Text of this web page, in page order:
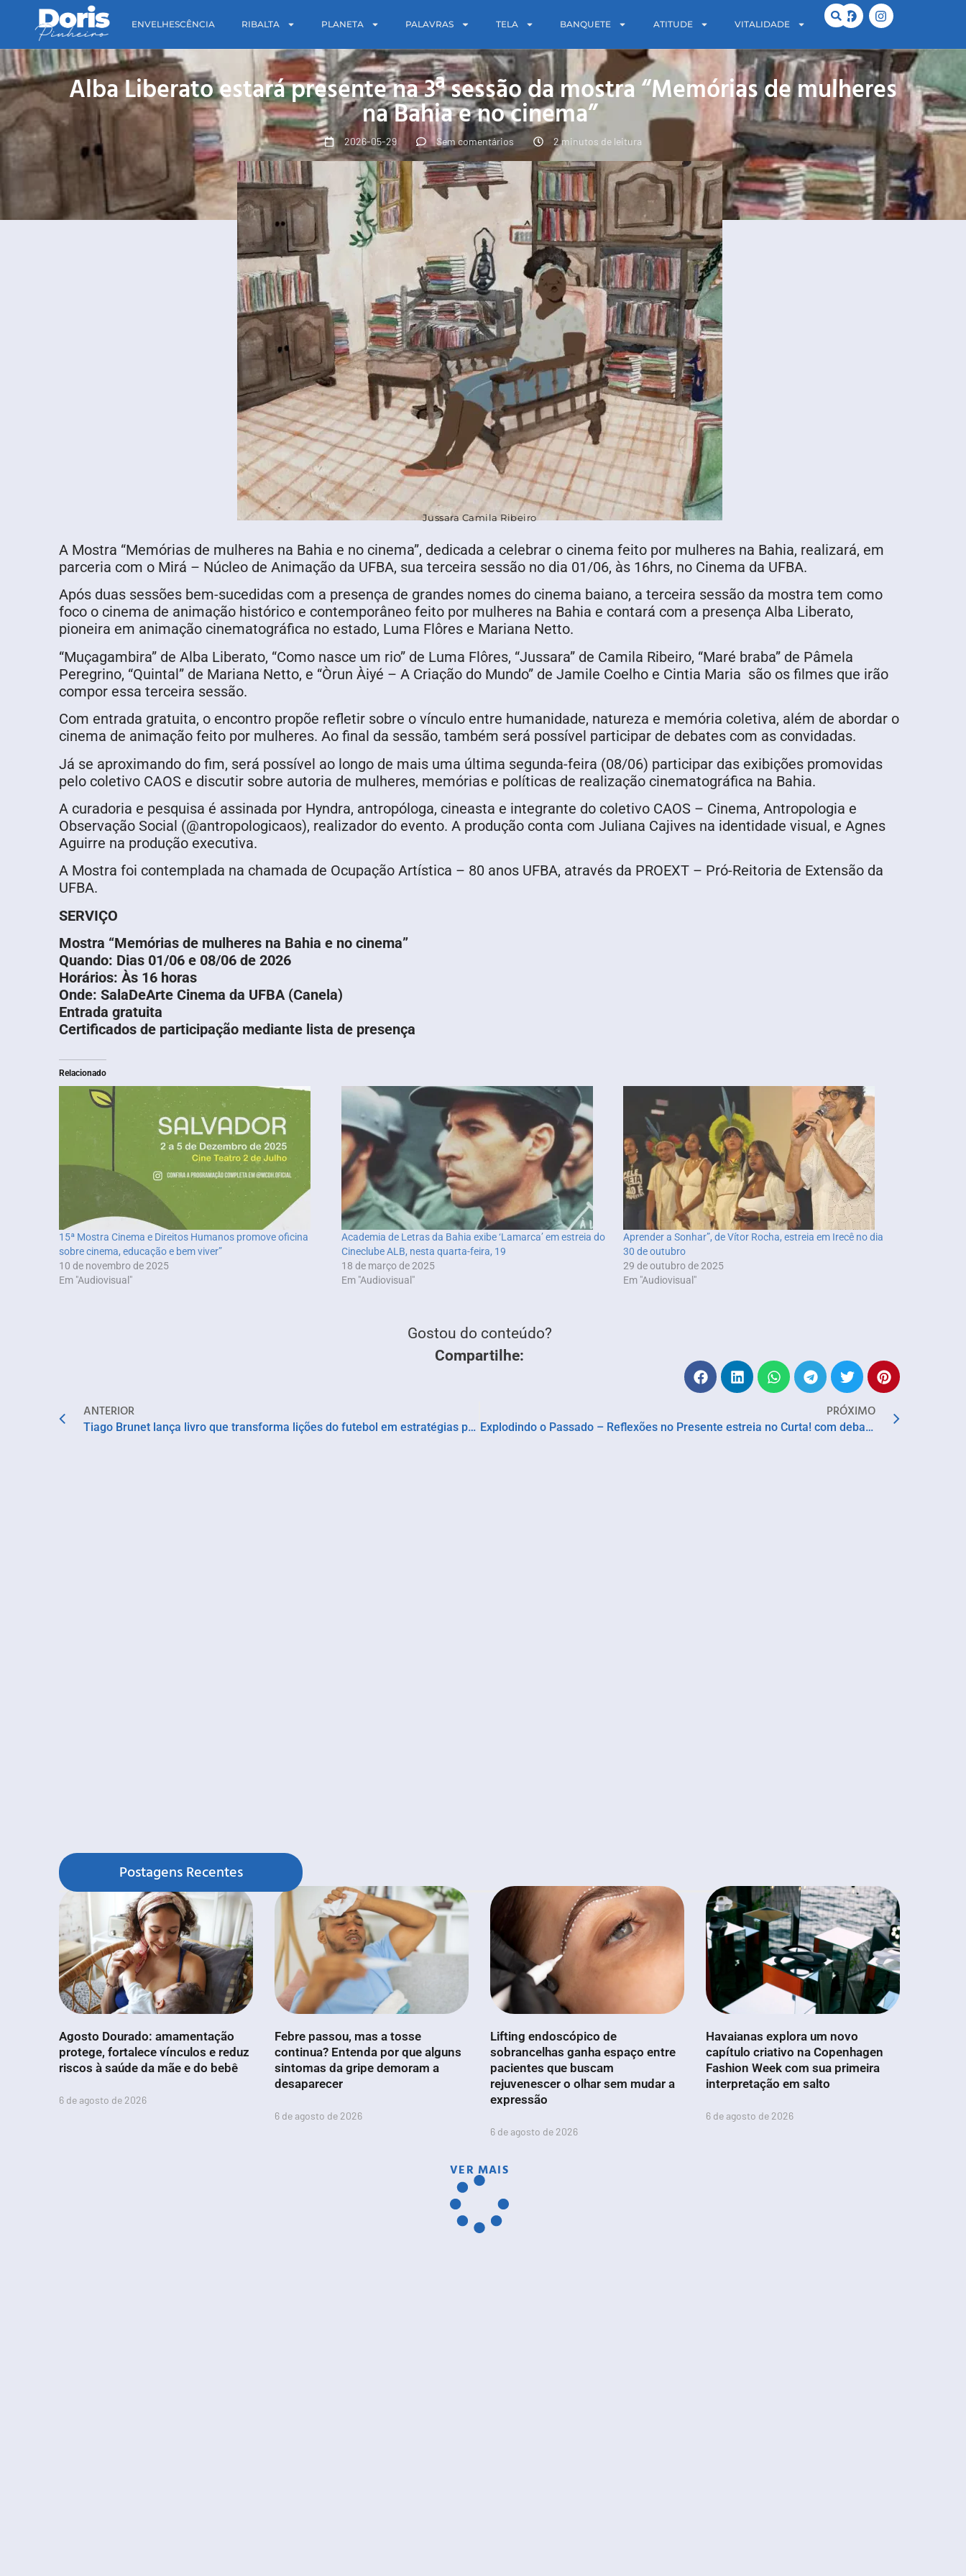
ENVELHESCÊNCIA RIBALTA PLANETA PALAVRAS TELA BANQUETE ATITUDE VITALIDADE
Alba Liberato estará presente na 3ª sessão da mostra “Memórias de mulheres
na Bahia e no cinema”
2026-05-29 Sem comentários 2 minutos de leitura
Jussara Camila Ribeiro
A Mostra “Memórias de mulheres na Bahia e no cinema”, dedicada a celebrar o cinema feito por mulheres na Bahia, realizará, em
parceria com o Mirá – Núcleo de Animação da UFBA, sua terceira sessão no dia 01/06, às 16hrs, no Cinema da UFBA.
Após duas sessões bem-sucedidas com a presença de grandes nomes do cinema baiano, a terceira sessão da mostra tem como
foco o cinema de animação histórico e contemporâneo feito por mulheres na Bahia e contará com a presença Alba Liberato,
pioneira em animação cinematográfica no estado, Luma Flôres e Mariana Netto.
“Muçagambira” de Alba Liberato, “Como nasce um rio” de Luma Flôres, “Jussara” de Camila Ribeiro, “Maré braba” de Pâmela
Peregrino, “Quintal” de Mariana Netto, e “Òrun Àiyé – A Criação do Mundo” de Jamile Coelho e Cintia Maria são os filmes que irão
compor essa terceira sessão.
Com entrada gratuita, o encontro propõe refletir sobre o vínculo entre humanidade, natureza e memória coletiva, além de abordar o
cinema de animação feito por mulheres. Ao final da sessão, também será possível participar de debates com as convidadas.
Já se aproximando do fim, será possível ao longo de mais uma última segunda-feira (08/06) participar das exibições promovidas
pelo coletivo CAOS e discutir sobre autoria de mulheres, memórias e políticas de realização cinematográfica na Bahia.
A curadoria e pesquisa é assinada por Hyndra, antropóloga, cineasta e integrante do coletivo CAOS – Cinema, Antropologia e
Observação Social (@antropologicaos), realizador do evento. A produção conta com Juliana Cajives na identidade visual, e Agnes
Aguirre na produção executiva.
A Mostra foi contemplada na chamada de Ocupação Artística – 80 anos UFBA, através da PROEXT – Pró-Reitoria de Extensão da
UFBA.
SERVIÇO
Mostra “Memórias de mulheres na Bahia e no cinema”
Quando: Dias 01/06 e 08/06 de 2026
Horários: Às 16 horas
Onde: SalaDeArte Cinema da UFBA (Canela)
Entrada gratuita
Certificados de participação mediante lista de presença
Relacionado
15ª Mostra Cinema e Direitos Humanos promove oficina
sobre cinema, educação e bem viver”
10 de novembro de 2025
Em "Audiovisual"
Academia de Letras da Bahia exibe ‘Lamarca’ em estreia do
Cineclube ALB, nesta quarta-feira, 19
18 de março de 2025
Em "Audiovisual"
Aprender a Sonhar”, de Vítor Rocha, estreia em Irecê no dia
30 de outubro
29 de outubro de 2025
Em "Audiovisual"
Gostou do conteúdo?
Compartilhe:
ANTERIOR
Tiago Brunet lança livro que transforma lições do futebol em estratégias para a vida
PRÓXIMO
Explodindo o Passado – Reflexões no Presente estreia no Curta! com debate sobre energia nuclear
Postagens Recentes
Agosto Dourado: amamentação
protege, fortalece vínculos e reduz
riscos à saúde da mãe e do bebê
6 de agosto de 2026
Febre passou, mas a tosse
continua? Entenda por que alguns
sintomas da gripe demoram a
desaparecer
6 de agosto de 2026
Lifting endoscópico de
sobrancelhas ganha espaço entre
pacientes que buscam
rejuvenescer o olhar sem mudar a
expressão
6 de agosto de 2026
Havaianas explora um novo
capítulo criativo na Copenhagen
Fashion Week com sua primeira
interpretação em salto
6 de agosto de 2026
VER MAIS